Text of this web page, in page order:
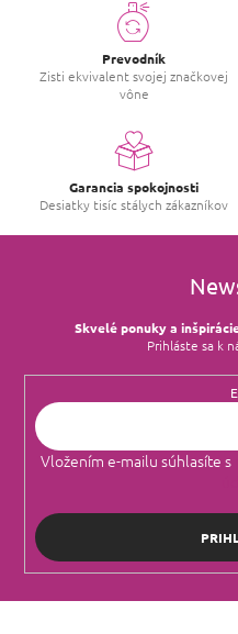
Prevodník
Zisti ekvivalent svojej značkovej
vône
Garancia spokojnosti
Desiatky tisíc stálych zákazníkov
Skvelé ponuky a
Prihláste sa k
Vložením e-mailu súhlasíte s